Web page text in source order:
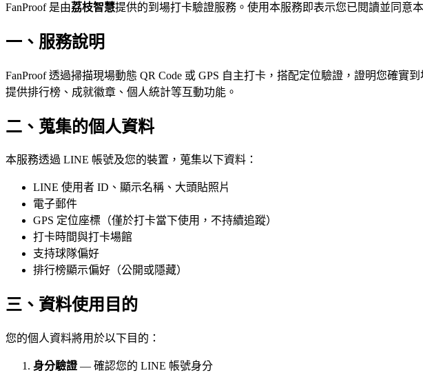
FanProof 是由荔枝智慧提供的到場打卡驗證服務。使用本服務即表示您已閱讀並同意
一、服務說明
FanProof 透過掃描現場動態 QR Code 或 GPS 自主打卡，搭配定位驗證，證明您確
提供排行榜、成就徽章、個人統計等互動功能。
二、蒐集的個人資料
本服務透過 LINE 帳號及您的裝置，蒐集以下資料：
LINE 使用者 ID、顯示名稱、大頭貼照片
電子郵件
GPS 定位座標（僅於打卡當下使用，不持續追蹤）
打卡時間與打卡場館
支持球隊偏好
排行榜顯示偏好（公開或隱藏）
三、資料使用目的
您的個人資料將用於以下目的：
身分驗證— 確認您的 LINE 帳號身分